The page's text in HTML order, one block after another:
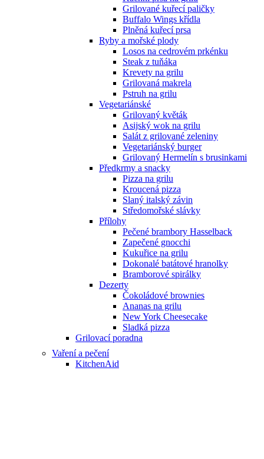
Grilované kuřecí paličky
Buffalo Wings křídla
Plněná kuřecí prsa
Ryby a mořské plody
Losos na cedrovém prkénku
Steak z tuňáka
Krevety na grilu
Grilovaná makrela
Pstruh na grilu
Vegetariánské
Grilovaný květák
Asijský wok na grilu
Salát z grilované zeleniny
Vegetariánský burger
Grilovaný Hermelín s brusinkami
Předkrmy a snacky
Pizza na grilu
Kroucená pizza
Slaný italský závin
Středomořské slávky
Přílohy
Pečené brambory Hasselback
Zapečené gnocchi
Kukuřice na grilu
Dokonalé batátové hranolky
Bramborové spirálky
Dezerty
Čokoládové brownies
Ananas na grilu
New York Cheesecake
Sladká pizza
Grilovací poradna
Vaření a pečení
KitchenAid